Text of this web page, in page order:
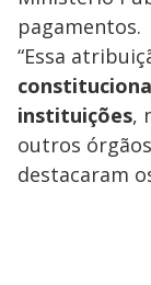
u
o
pagamentos.
“Essa
instituições,
outros
destacaram